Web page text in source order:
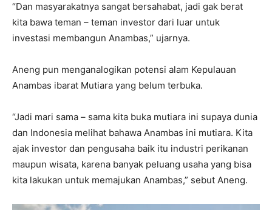
“Dan masyarakatnya sangat bersahabat, jadi gak berat
kita bawa teman – teman investor dari luar untuk
investasi membangun Anambas,” ujarnya.
Aneng pun menganalogikan potensi alam Kepulauan
Anambas ibarat Mutiara yang belum terbuka.
“Jadi mari sama – sama kita buka mutiara ini supaya dunia
dan Indonesia melihat bahawa Anambas ini mutiara. Kita
ajak investor dan pengusaha baik itu industri perikanan
maupun wisata, karena banyak peluang usaha yang bisa
kita lakukan untuk memajukan Anambas,” sebut Aneng.